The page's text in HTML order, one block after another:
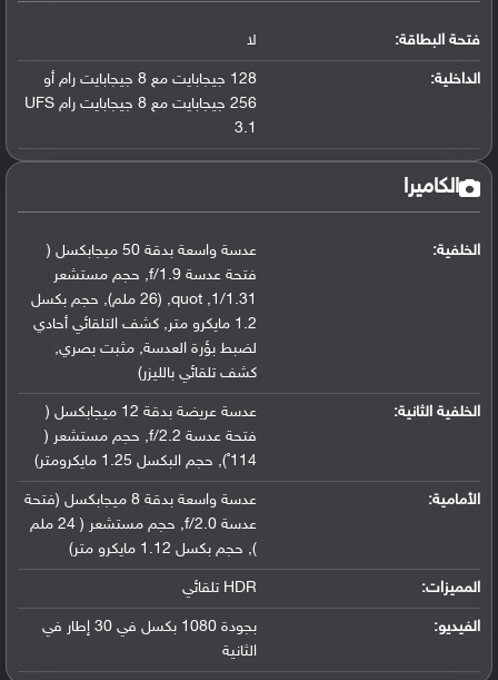
فتحة البطاقة: لا
الداخلية:
128 جيجابايت مع 8 جيجابايت رام أو
256 جيجابايت مع 8 جيجابايت رام UFS
3.1
الكاميرا
الخلفية:
عدسة واسعة بدقة 50 ميجابكسل (
فتحة عدسة f/1.9
, حجم مستشعر
1/1.31
,
quot
, (26 ملم) , حجم بكسل
1.2 مايكرو متر
, كشف التلقائي أحادي
لضبط بؤرة العدسة, مثبت بصري,
كشف تلقائي بالليزر)
الخلفية الثانية:
عدسة عريضة بدقة 12 ميجابكسل (
فتحة عدسة f/2.2
, حجم مستشعر (
114˚)
, حجم البكسل 1.25 مايكرومتر)
الأمامية:
عدسة واسعة بدقة 8 ميجابكسل (فتحة
عدسة f/2.0
,
حجم مستشعر ( 24 ملم
)
, حجم بكسل 1.12 مايكرو متر)
المميزات: HDR تلقائي
الفيديو:
بجودة 1080 بكسل في 30 إطار في
الثانية